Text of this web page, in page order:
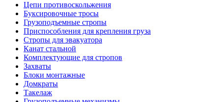
Цепи противоскольжения
Буксировочные тросы
Грузоподъемные стропы
Приспособления для крепления груза
Стропы для эвакуатора
Канат стальной
Комплектующие для стропов
Захваты
Блоки монтажные
Домкраты
Такелаж